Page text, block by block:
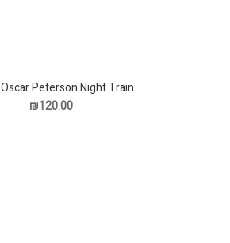
Oscar Peterson Night Train תקליט
₪120.00